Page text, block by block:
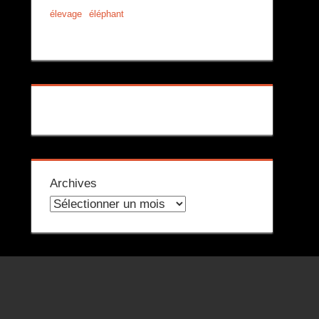
élevage éléphant
Archives